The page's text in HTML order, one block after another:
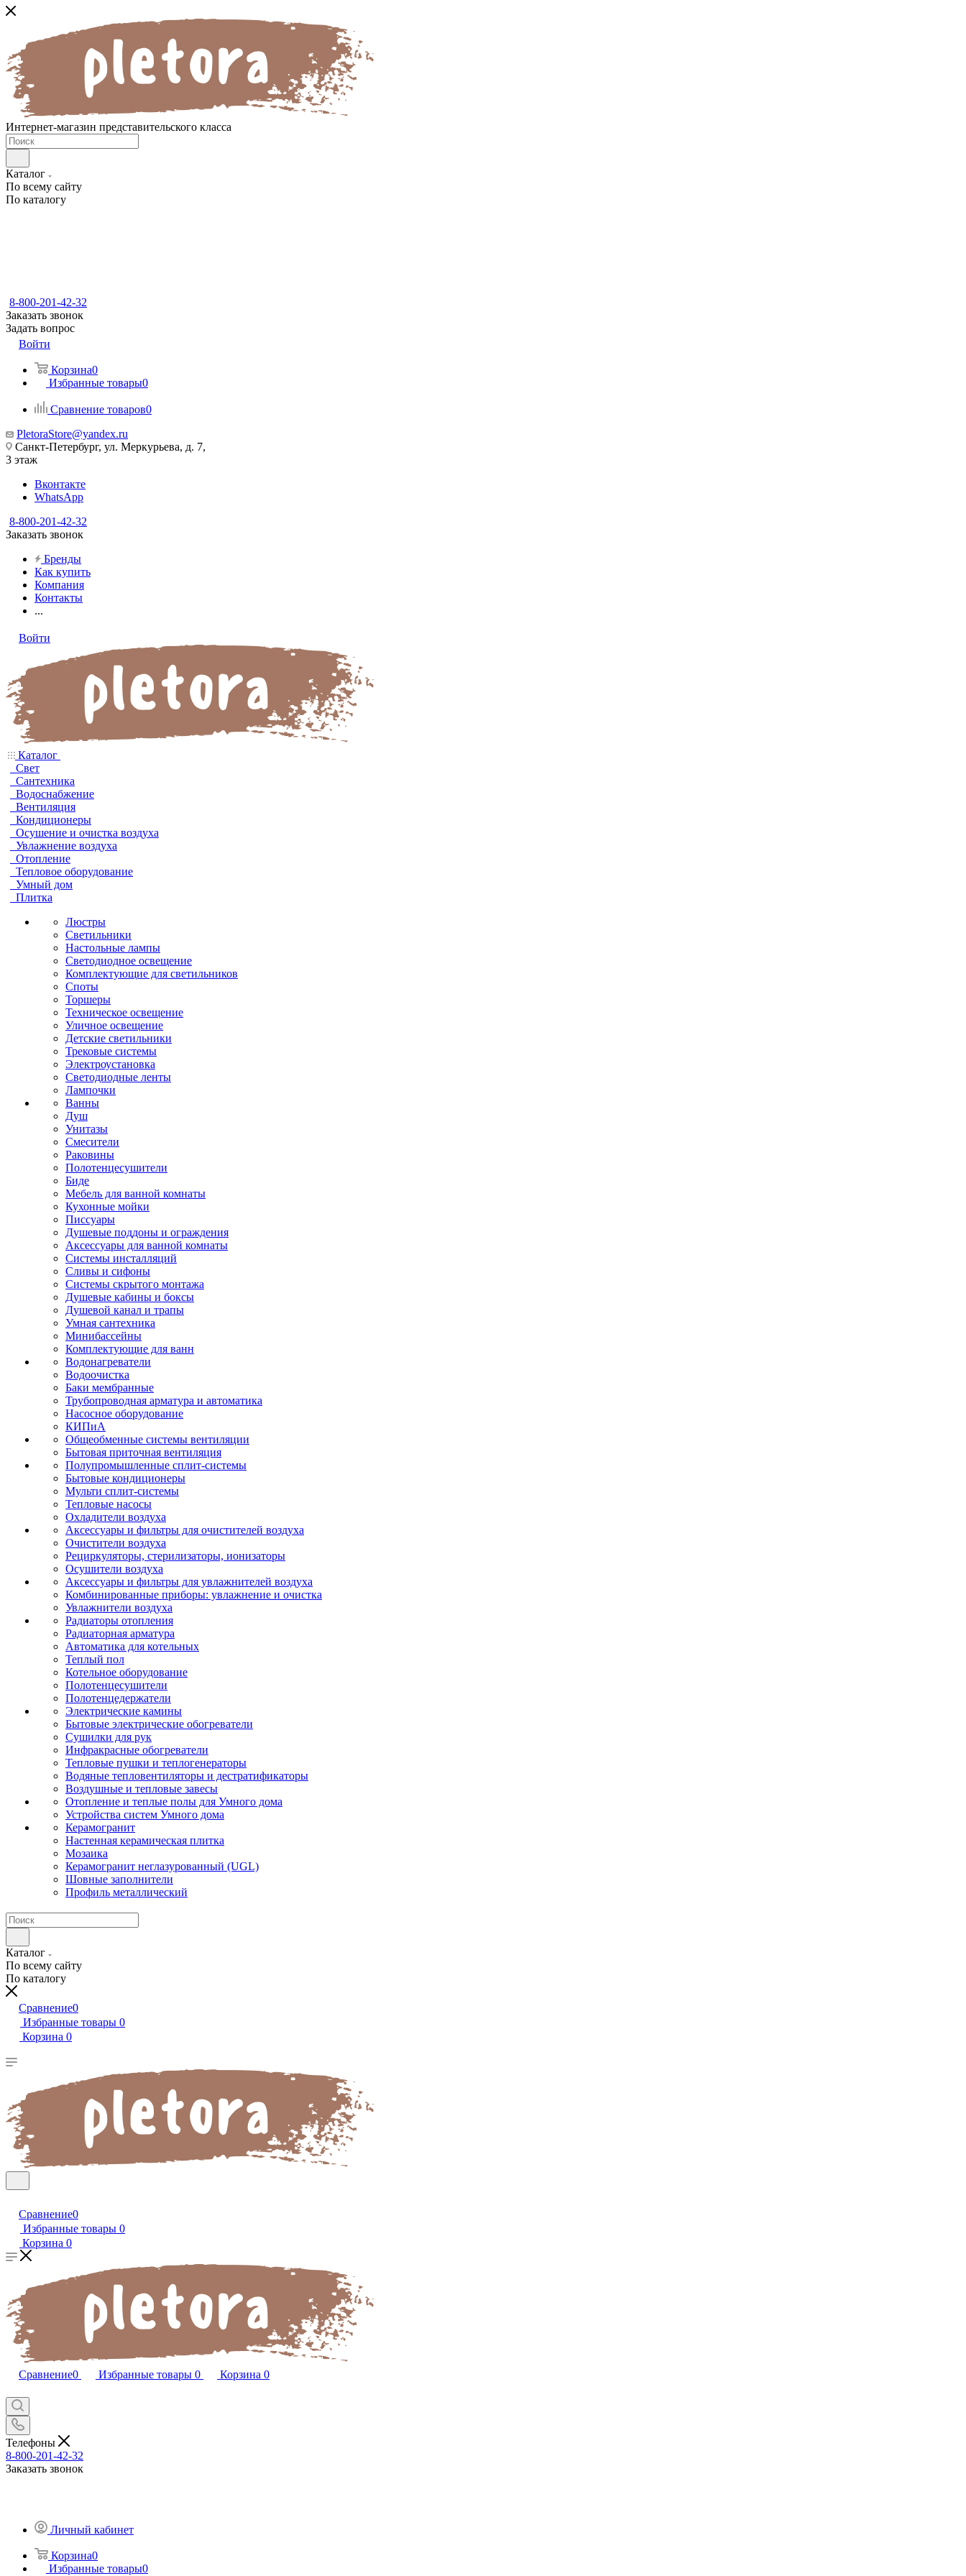
Интернет-магазин представительского класса
Каталог
По всему сайту
По каталогу
8-800-201-42-32
Заказать звонок
Задать вопрос
Войти
Корзина0
Избранные товары0
Сравнение товаров0
PletoraStore@yandex.ru
Санкт-Петербург, ул. Меркурьева, д. 7,
3 этаж
Вконтакте
WhatsApp
8-800-201-42-32
Заказать звонок
Бренды
Как купить
Компания
Контакты
...
Войти
Каталог
Свет
Сантехника
Водоснабжение
Вентиляция
Кондиционеры
Осушение и очистка воздуха
Увлажнение воздуха
Отопление
Тепловое оборудование
Умный дом
Плитка
Люстры
Светильники
Настольные лампы
Светодиодное освещение
Комплектующие для светильников
Споты
Торшеры
Техническое освещение
Уличное освещение
Детские светильники
Трековые системы
Электроустановка
Светодиодные ленты
Лампочки
Ванны
Душ
Унитазы
Смесители
Раковины
Полотенцесушители
Биде
Мебель для ванной комнаты
Кухонные мойки
Писсуары
Душевые поддоны и ограждения
Аксессуары для ванной комнаты
Системы инсталляций
Сливы и сифоны
Системы скрытого монтажа
Душевые кабины и боксы
Душевой канал и трапы
Умная сантехника
Минибассейны
Комплектующие для ванн
Водонагреватели
Водоочистка
Баки мембранные
Трубопроводная арматура и автоматика
Насосное оборудование
КИПиА
Общеобменные системы вентиляции
Бытовая приточная вентиляция
Полупромышленные сплит-системы
Бытовые кондиционеры
Мульти сплит-системы
Тепловые насосы
Охладители воздуха
Аксессуары и фильтры для очистителей воздуха
Очистители воздуха
Рециркуляторы, стерилизаторы, ионизаторы
Осушители воздуха
Аксессуары и фильтры для увлажнителей воздуха
Комбинированные приборы: увлажнение и очистка
Увлажнители воздуха
Радиаторы отопления
Радиаторная арматура
Автоматика для котельных
Теплый пол
Котельное оборудование
Полотенцесушители
Полотенцедержатели
Электрические камины
Бытовые электрические обогреватели
Сушилки для рук
Инфракрасные обогреватели
Тепловые пушки и теплогенераторы
Водяные тепловентиляторы и дестратификаторы
Воздушные и тепловые завесы
Отопление и теплые полы для Умного дома
Устройства систем Умного дома
Керамогранит
Настенная керамическая плитка
Мозаика
Керамогранит неглазурованный (UGL)
Шовные заполнители
Профиль металлический
Каталог
По всему сайту
По каталогу
Сравнение0
Избранные товары 0
Корзина 0
Сравнение0
Избранные товары 0
Корзина 0
Сравнение0 Избранные товары 0 Корзина 0
Телефоны
8-800-201-42-32
Заказать звонок
Личный кабинет
Корзина0
Избранные товары0